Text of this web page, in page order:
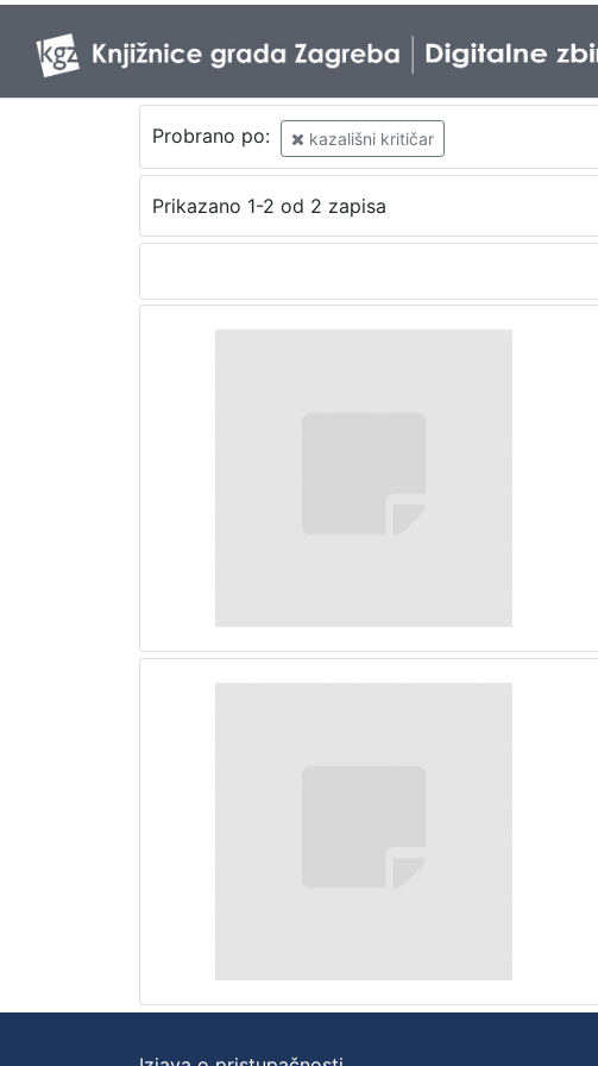
Probrano po: kazališni kritičar
Prikazano 1-2 od 2 zapisa